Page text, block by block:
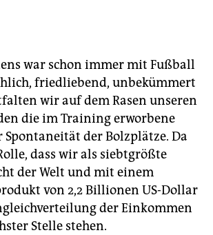
war schon immer mit Fußball
friedliebend, unbekümmert
wir auf dem Rasen unseren
die im Training erworbene
der Bolzplätze. Da
dass wir als siebtgrößte
der Welt und mit einem
von 2,2 Billionen US-Dollar
der Einkommen
Stelle stehen.